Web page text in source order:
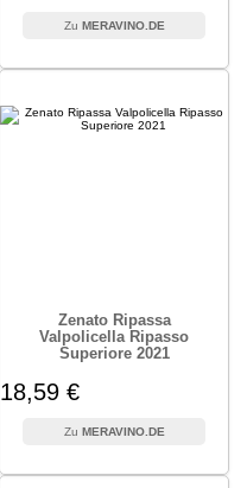
MERAVINO.DE
Zenato Ripassa
Valpolicella Ripasso
Superiore 2021
18,59 €
MERAVINO.DE